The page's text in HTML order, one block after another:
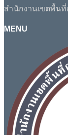
สำนักงานเขตพื้น
MENU